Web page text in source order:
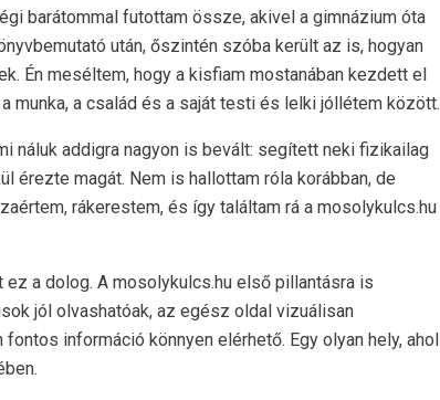
barátommal futottam össze, akivel a gimnázium óta
után, őszintén szóba került az is, hogyan
Én meséltem, hogy a kisfiam mostanában kezdett el
munka, a család és a saját testi és lelki jóllétem között.
náluk addigra nagyon is bevált: segített neki fizikailag
érezte magát. Nem is hallottam róla korábban, de
rákerestem, és így találtam rá a mosolykulcs.hu
a dolog. A mosolykulcs.hu első pillantásra is
jól olvashatóak, az egész oldal vizuálisan
információ könnyen elérhető. Egy olyan hely, ahol